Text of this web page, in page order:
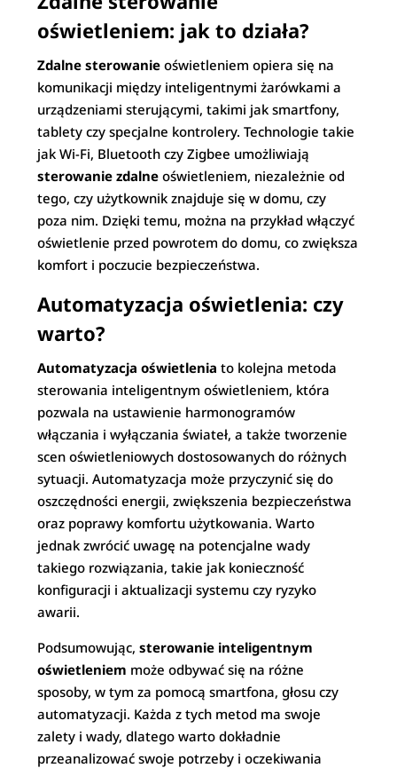
oświetleniem: jak to działa?
Zdalne sterowanie oświetleniem opiera się na
komunikacji między inteligentnymi żarówkami a
urządzeniami sterującymi, takimi jak smartfony,
tablety czy specjalne kontrolery. Technologie takie
jak Wi-Fi, Bluetooth czy Zigbee umożliwiają
sterowanie zdalne oświetleniem, niezależnie od
tego, czy użytkownik znajduje się w domu, czy
poza nim. Dzięki temu, można na przykład włączyć
oświetlenie przed powrotem do domu, co zwiększa
komfort i poczucie bezpieczeństwa.
Automatyzacja oświetlenia: czy
warto?
Automatyzacja oświetlenia to kolejna metoda
sterowania inteligentnym oświetleniem, która
pozwala na ustawienie harmonogramów
włączania i wyłączania świateł, a także tworzenie
scen oświetleniowych dostosowanych do różnych
sytuacji. Automatyzacja może przyczynić się do
oszczędności energii, zwiększenia bezpieczeństwa
oraz poprawy komfortu użytkowania. Warto
jednak zwrócić uwagę na potencjalne wady
takiego rozwiązania, takie jak konieczność
konfiguracji i aktualizacji systemu czy ryzyko
awarii.
Podsumowując,sterowanie inteligentnym
oświetleniem może odbywać się na różne
sposoby, w tym za pomocą smartfona, głosu czy
automatyzacji. Każda z tych metod ma swoje
zalety i wady, dlatego warto dokładnie
przeanalizować swoje potrzeby i oczekiwania